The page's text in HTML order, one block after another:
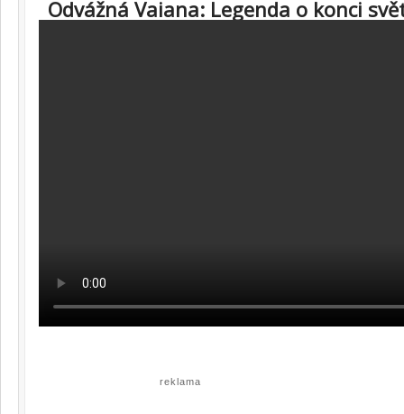
Odvážná Vaiana: Legenda o konci
reklama